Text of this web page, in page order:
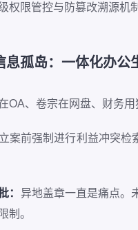
权限管控与防篡改溯源机制
息孤岛：一体化办公
OA、卷宗在网盘、财务
立案前强制进行利益冲突检
： 异地盖章一直是痛点。
制。